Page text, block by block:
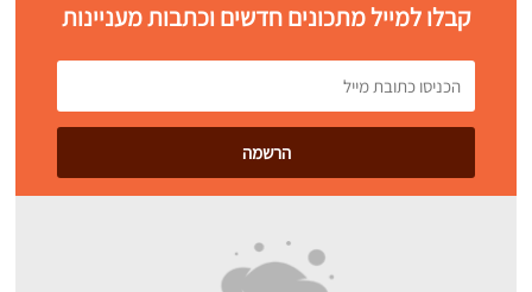
קבלו למייל מתכונים חדשים וכתבות מעניינות